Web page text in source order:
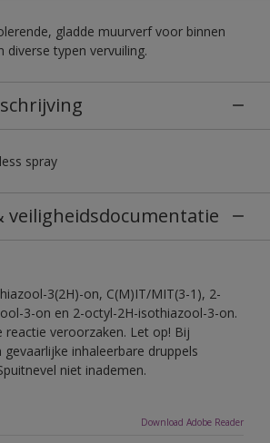
gladde muurverf voor binnen
typen vervuiling.
spray
veiligheidsdocumentatie
3(2H)-on, C(M)IT/MIT(3-1), 2-
3-on en 2-octyl-2H-isothiazool-3-on.
reactie veroorzaken. Let op! Bij
gevaarlijke inhaleerbare druppels
niet inademen.
Download Adobe Reader